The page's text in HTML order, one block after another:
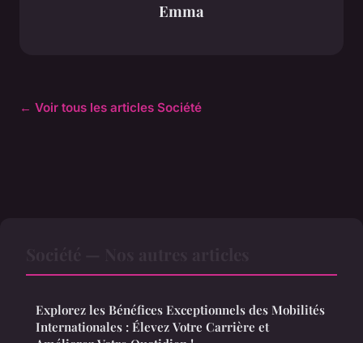
Emma
← Voir tous les articles Société
Explorez les Bénéfices Exceptionnels des Mobilités
Internationales : Élevez Votre Carrière et